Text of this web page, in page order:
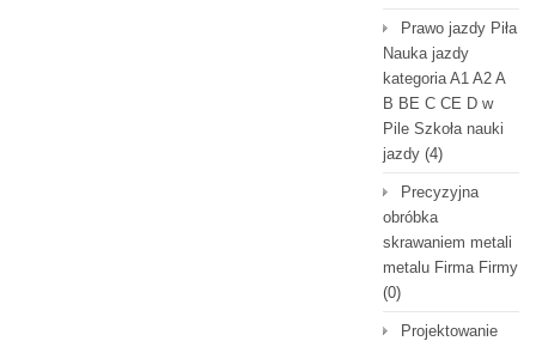
Prawo jazdy Piła
Nauka jazdy
kategoria A1 A2 A
B BE C CE D‎ w
Pile Szkoła nauki
jazdy (4)
Precyzyjna
obróbka
skrawaniem metali
metalu Firma Firmy
(0)
Projektowanie